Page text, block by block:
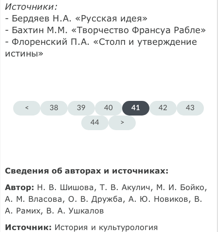
Источники:
- Бердяев Н.А. «Русская идея»
- Бахтин М.М. «Творчество Франсуа Рабле»
- Флоренский П.А. «Столп и утверждение
истины»
< 38 39 40 41 42
43
44
>
Сведения об авторах и источниках:
Автор: Н. В. Шишова, Т. В. Акулич, М. И. Бойко,
А. М. Власова, О. В. Дружба, А. Ю. Новиков, В.
А. Рамих, В. А. Ушкалов
Источник: История и культурология